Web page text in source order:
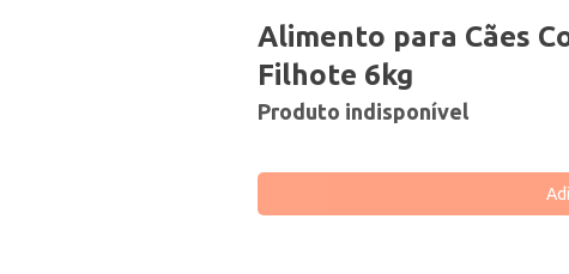
Alimento para Cães
Filhote 6kg
Produto indisponível